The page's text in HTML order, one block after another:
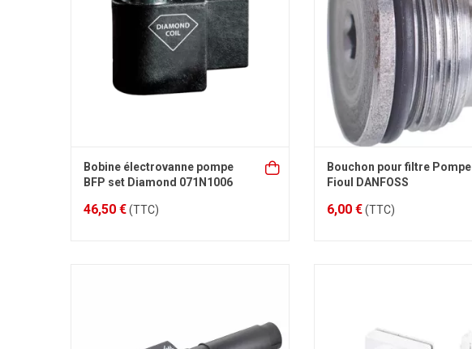
Bobine électrovanne pompe
BFP set Diamond 071N1006
46,50 €(TTC)
Bouchon pour filtre Pompe
Fioul DANFOSS
6,00 €(TTC)